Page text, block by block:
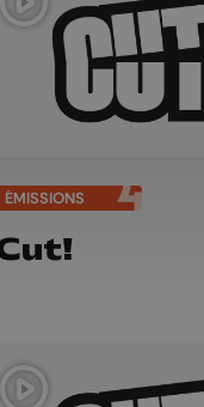
ÉMISSIONS